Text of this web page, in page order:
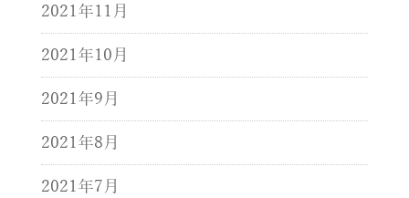
2021年11月
2021年10月
2021年9月
2021年8月
2021年7月